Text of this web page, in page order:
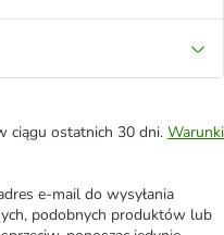
ciągu ostatnich 30 dni. Warunki
e-mail do wysyłania
podobnych produktów lub